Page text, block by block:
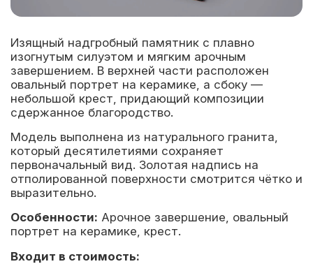
Изящный надгробный памятник с плавно
изогнутым силуэтом и мягким арочным
завершением. В верхней части расположен
овальный портрет на керамике, а сбоку —
небольшой крест, придающий композиции
сдержанное благородство.
Модель выполнена из натурального гранита,
который десятилетиями сохраняет
первоначальный вид. Золотая надпись на
отполированной поверхности смотрится чётко и
выразительно.
Особенности: Арочное завершение, овальный
портрет на керамике, крест.
Входит в стоимость: